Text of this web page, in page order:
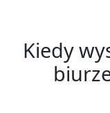
Kiedy